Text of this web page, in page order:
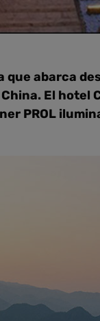
abarca
El
PROL